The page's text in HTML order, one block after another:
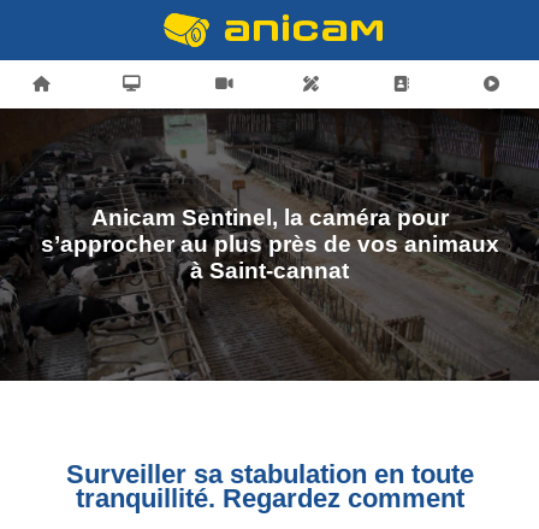
Anicam Sentinel, la caméra pour
s’approcher au plus près de vos animaux
à Saint-cannat
Surveiller sa stabulation en toute
tranquillité. Regardez comment